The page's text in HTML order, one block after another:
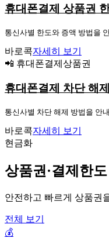
휴대폰결제 상품권
통신사별 한도와 증액 방법을
바로콕자세히 보기
📲 휴대폰결제상품권
휴대폰결제 차단 해
통신사별 차단 해제 방법을 안
바로콕자세히 보기
현금화
상품권·결제한
안전하고 빠르게 상품권
전체 보기
💰